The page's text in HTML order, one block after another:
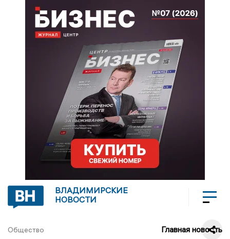
ВЛАДИМИРСКИЕ
НОВОСТИ
Общество Главная новость